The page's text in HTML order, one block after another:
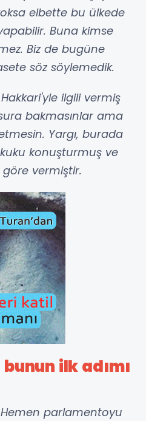
elbette bu ülkede
Buna kimse
Biz de bugüne
söz söylemedik.
Hakkari'yle ilgili vermiş
bakmasınlar ama
Yargı, burada
konuşturmuş ve
göre vermiştir.
ilk adımı
parlamentoyu